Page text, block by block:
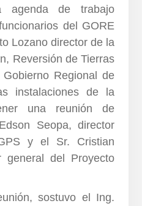
de trabajo
del GORE
Lozano director de la
Reversión de Tierras
Regional de
instalaciones de la
una reunión de
Seopa, director
y el Sr. Cristian
general del Proyecto
sostuvo el Ing.